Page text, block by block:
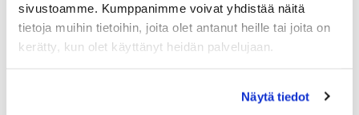
sivustoamme. Kumppanimme voivat yhdistää näitä
tietoja muihin tietoihin, joita olet antanut heille tai joita on
kerätty, kun olet käyttänyt heidän palvelujaan.
Näytä tiedot
Syke X - Functional Fitness -pienryhmä